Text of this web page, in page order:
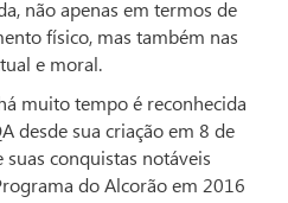
não apenas em termos de
físico, mas também nas
e moral.
muito tempo é reconhecida
desde sua criação em 8 de
conquistas notáveis
do Alcorão em 2016